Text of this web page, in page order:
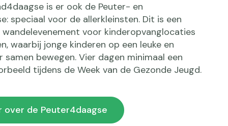
is er ook de Peuter- en
speciaal voor de allerkleinsten. Dit is een
voor kinderopvanglocaties
waarbij jonge kinderen op een leuke en
samen bewegen. Vier dagen minimaal een
tijdens de Week van de Gezonde Jeugd.
over de Peuter4daagse